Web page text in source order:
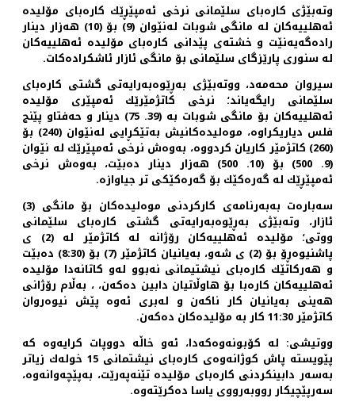
وته‌بێژی كاره‌بای سلێمانی نرخی ئه‌مپێڕێك كاره‌بای مۆلیده‌
ئه‌هلییه‌كان له‌ مانگی شوبات له‌نێوان (9) بۆ (10) هه‌زار دینار
راده‌گه‌یه‌نێت و خشته‌ی پێدانی كاره‌بای مۆلیده‌ ئه‌هلییه‌كان
له‌ سنوری پارێزگای سلێمانی بۆ مانگی ئازار ئاشكراده‌كات.
سیروان محه‌مه‌د، ووته‌بێژی به‌ڕێوه‌به‌رایه‌تی گشتی كاره‌بای
سلێمانی رایگه‌یاند؛ نرخی كاتژمێرێك ئه‌مپێری مۆلیده‌
ئه‌هلییه‌كان بۆ مانگی شوبات به‌ (39. 75) دینار و حه‌فتاو پێنج
فلس دیاریكراوه‌، موه‌لیده‌كانیش به‌تێكڕایی له‌نێوان (240) بۆ
(260) كاتژمێر كاریان كردووه‌، به‌وه‌ش نرخی ئه‌مپێرێك له‌ نێوان
(9. 500) بۆ (10. 500) هه‌زار دینار ده‌بێت، به‌وه‌ش نرخی
ئه‌مپێڕێك له‌ گه‌ره‌كێك بۆ گه‌ره‌كێكی تر جیاوازه‌.
سه‌باره‌ت به‌به‌رنامه‌ی كاركردنی موه‌لیده‌كان بۆ مانگی (3)
ئازار، وته‌بێژی به‌ڕێوه‌به‌رایه‌تی گشتی كاره‌بای سلێمانی
ووتی؛ مۆلیده‌ ئه‌هلییه‌كان رۆژانه‌ له‌ كاتژمێر له‌ (2) ی
پاشنیوه‌ڕۆ بۆ (2) ی شه‌و، به‌یانیان كاتژمێر (7) بۆ (8:30) ده‌بێت
و هه‌ركاتێك كاره‌بای نیشتیمانی نه‌بوو له‌و كاتانه‌دا مۆلیده‌
ئه‌هلییه‌كان كاره‌با بۆ هاوڵاتیان دابین ده‌كه‌ن، ، به‌ڵام رۆژانی
هه‌ینی به‌یانیان كار ناكه‌ن و له‌بری ئه‌وه‌ پێش نیوه‌روان
كاتژمێر 11:30 كار به‌ مۆلیده‌كان ده‌كه‌ن.
ووتیشی: له‌ كۆبونه‌وه‌كه‌دا، ئه‌و خاڵه‌ دووپات كرایه‌وه‌ كه‌
پێویسته‌ پاش كوژانه‌وه‌ی كاره‌بای نیشتمانی 15 خوله‌ك زیاتر
به‌سه‌ر دابینكردنی كاره‌بای مۆلیده‌ تێنه‌په‌رێت، به‌پێچه‌وانه‌وه‌،
سه‌رپێچیكار رووبه‌رووی یاسا ده‌كرێته‌وه‌.